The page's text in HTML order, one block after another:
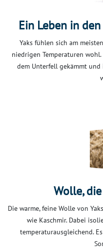
Ein Leben in
Yaks fühlen sich am
niedrigen Temperaturen
dem Unterfell gekämmt
Wolle,
Die warme, feine Wolle von
wie Kaschmir. Dabei
temperaturausgleichend.